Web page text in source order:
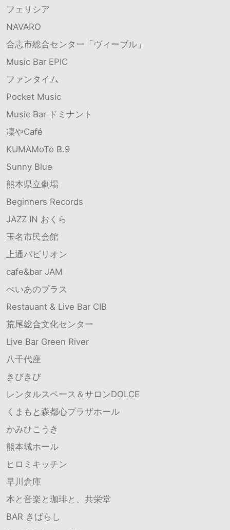
フェリシア
NAVARO
合志市総合センター「ヴィーブル」
Music Bar EPIC
ファンタイム
Pocket Music
Music Bar ドミナント
凜やCafé
KUMAMoTo B.9
Sunny Blue
熊本県立劇場
Beginners Records
JAZZ IN おくら
玉名市民会館
上通パビリオン
cafe&bar JAM
ぺいあのプラス
Restauant & Live Bar CIB
荒尾総合文化センター
Live Bar Green River
八千代座
きびきび
レンタルスペース＆サロンDOLCE
くまもと森都心プラザホール
かみひこうき
熊本城ホール
ヒロミキッチン
早川倉庫
本と音楽と珈琲と、共栄堂
BAR きばらし